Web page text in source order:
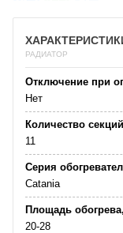
РАДИАТОР
Отключение при
Нет
Количество секций
11
Серия
Catania
Площадь
20-28